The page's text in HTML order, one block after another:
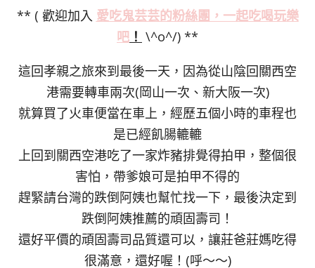
** ( 歡迎加入 愛吃鬼芸芸的粉絲團，一起吃喝玩樂
吧 ！ \^o^/) **
這回孝親之旅來到最後一天，因為從山陰回關西空
港需要轉車兩次(岡山一次、新大阪一次)
就算買了火車便當在車上，經歷五個小時的車程也
是已經飢腸轆轆
上回到關西空港吃了一家炸豬排覺得拍甲，整個很
害怕，帶爹娘可是拍甲不得的
趕緊請台灣的跌倒阿姨也幫忙找一下，最後決定到
跌倒阿姨推薦的頑固壽司！
還好平價的頑固壽司品質還可以，讓莊爸莊媽吃得
很滿意，還好喔！(呼～～)